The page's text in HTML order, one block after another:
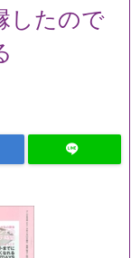
したので